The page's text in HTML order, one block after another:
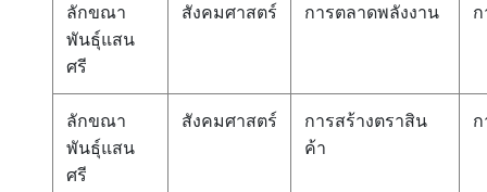
ลักขณา
พันธุ์แสน
ศรี
สังคมศาสตร์ การตลาดพลังงาน
ลักขณา
พันธุ์แสน
ศรี
สังคมศาสตร์
การสร้างตราสิน
ค้า